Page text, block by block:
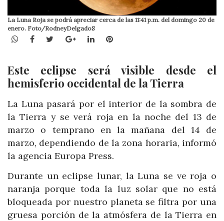
La Luna Roja se podrá apreciar cerca de las 11:41 p.m. del domingo 20 de
enero. Foto/RodneyDelgadoS
WhatsApp
Facebook
TwitterGoogle+LinkedInPinterest
Este eclipse será visible desde el
hemisferio occidental de la Tierra
La Luna pasará por el interior de la sombra de
la Tierra y se verá roja en la noche del 13 de
marzo o temprano en la mañana del 14 de
marzo, dependiendo de la zona horaria, informó
la agencia Europa Press.
Durante un eclipse lunar, la Luna se ve roja o
naranja porque toda la luz solar que no está
bloqueada por nuestro planeta se filtra por una
gruesa porción de la atmósfera de la Tierra en